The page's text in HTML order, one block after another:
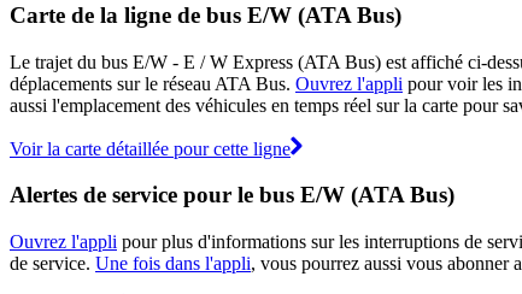
Carte de la ligne de bus E/W (ATA Bus)
Le trajet du bus E/W - E / W Express (ATA Bus) est affiché ci-
déplacements sur le réseau ATA Bus. Ouvrez l'appli pour voir les
aussi l'emplacement des véhicules en temps réel sur la carte pour
Voir la carte détaillée pour cette ligne
Alertes de service pour le bus E/W (ATA Bus)
Ouvrez l'appli pour plus d'informations sur les interruptions de
de service. Une fois dans l'appli, vous pourrez aussi vous abonner